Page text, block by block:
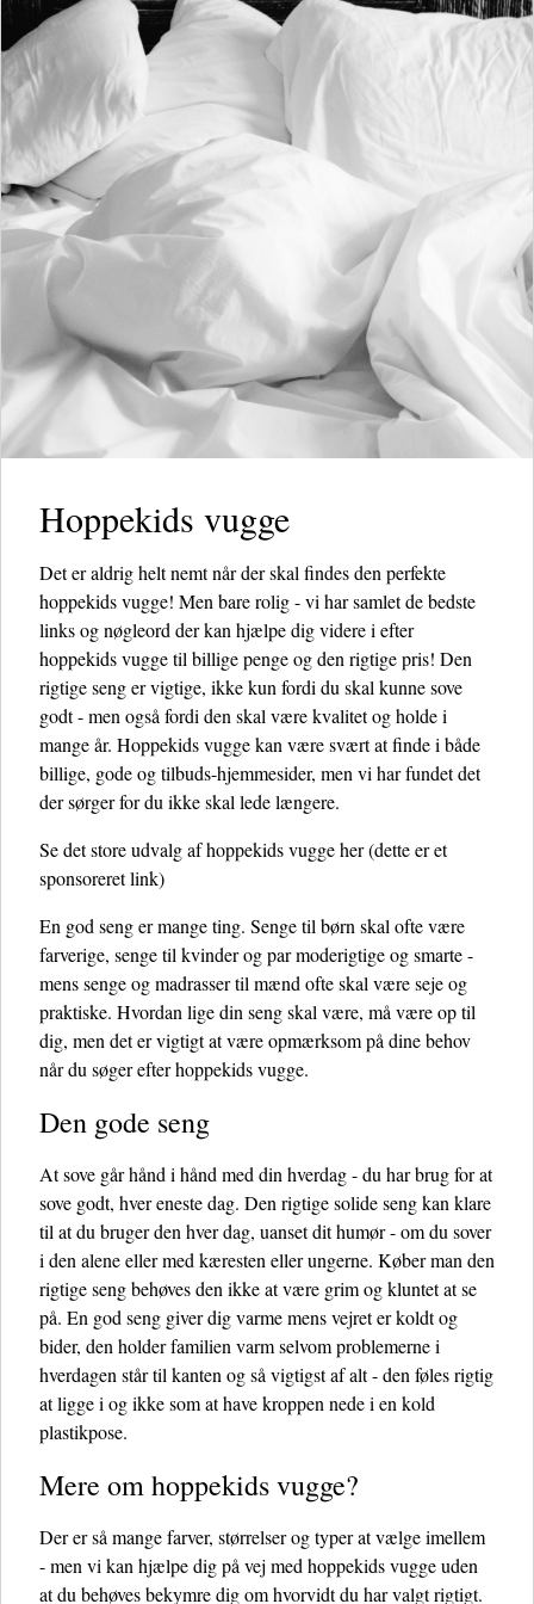
Hoppekids vugge
Det er aldrig helt nemt når der skal findes den perfekte
hoppekids vugge! Men bare rolig - vi har samlet de bedste
links og nøgleord der kan hjælpe dig videre i efter
hoppekids vugge til billige penge og den rigtige pris! Den
rigtige seng er vigtige, ikke kun fordi du skal kunne sove
godt - men også fordi den skal være kvalitet og holde i
mange år. Hoppekids vugge kan være svært at finde i både
billige, gode og tilbuds-hjemmesider, men vi har fundet det
der sørger for du ikke skal lede længere.
Se det store udvalg af hoppekids vugge her(dette er et
sponsoreret link)
En god seng er mange ting. Senge til børn skal ofte være
farverige, senge til kvinder og par moderigtige og smarte -
mens senge og madrasser til mænd ofte skal være seje og
praktiske. Hvordan lige din seng skal være, må være op til
dig, men det er vigtigt at være opmærksom på dine behov
når du søger efter hoppekids vugge.
Den gode seng
At sove går hånd i hånd med din hverdag - du har brug for at
sove godt, hver eneste dag. Den rigtige solide seng kan klare
til at du bruger den hver dag, uanset dit humør - om du sover
i den alene eller med kæresten eller ungerne. Køber man den
rigtige seng behøves den ikke at være grim og kluntet at se
på. En god seng giver dig varme mens vejret er koldt og
bider, den holder familien varm selvom problemerne i
hverdagen står til kanten og så vigtigst af alt - den føles rigtig
at ligge i og ikke som at have kroppen nede i en kold
plastikpose.
Mere om hoppekids vugge?
Der er så mange farver, størrelser og typer at vælge imellem
- men vi kan hjælpe dig på vej med hoppekids vugge uden
at du behøves bekymre dig om hvorvidt du har valgt rigtigt.